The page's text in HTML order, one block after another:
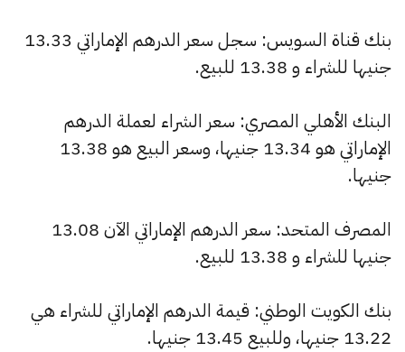
بنك قناة السويس: سجل سعر الدرهم الإماراتي 13.33
جنيها للشراء و 13.38 للبيع.
البنك الأهلي المصري: سعر الشراء لعملة الدرهم
الإماراتي هو 13.34 جنيها، وسعر البيع هو 13.38
جنيها.
المصرف المتحد: سعر الدرهم الإماراتي الآن 13.08
جنيها للشراء و 13.38 للبيع.
بنك الكويت الوطني: قيمة الدرهم الإماراتي للشراء هي
13.22 جنيها، وللبيع 13.45 جنيها.